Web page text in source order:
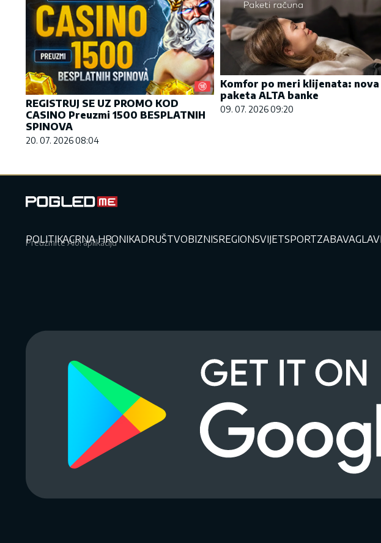
REGISTRUJ SE UZ PROMO KOD
CASINO Preuzmi 1500 BESPLATNIH
SPINOVA
20. 07. 2026 08:04
Komfor po meri klijenata:
paketa ALTA banke
09. 07. 2026 09:20
POLITIKACRNA HRONIKADRUŠTVOBIZNISREGIONSVIJETSPORTZABAVA
Preuzmite Alo! aplikaciju